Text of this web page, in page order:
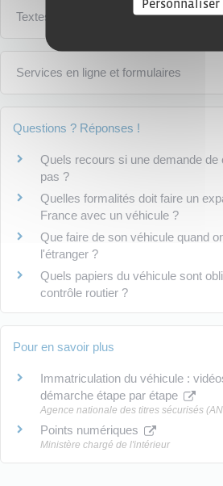
Textes de référence
Services en ligne et formulaires
Questions ? Réponses !
Quels recours si une demande de
pas ?
Quelles formalités doit faire un
France avec un véhicule ?
Que faire de son véhicule quand
l'étranger ?
Quels papiers du véhicule sont
contrôle routier ?
Pour en savoir plus
Immatriculation du véhicule :
démarche étape par étape
Agence nationale des titres sécurisés
Points numériques
Ministère chargé de l'intérieur